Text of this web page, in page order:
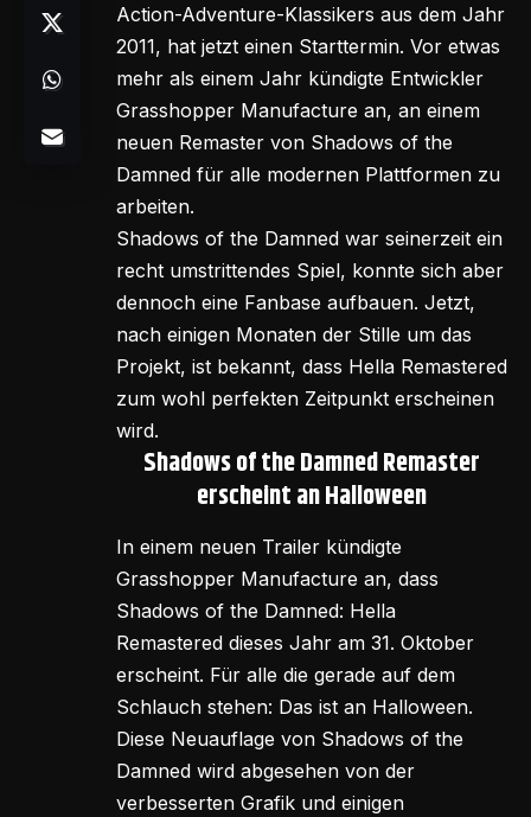
Action-Adventure-Klassikers aus dem Jahr
2011, hat jetzt einen Starttermin. Vor etwas
mehr als einem Jahr kündigte Entwickler
Grasshopper Manufacture an, an einem
neuen Remaster von Shadows of the
Damned für alle modernen Plattformen zu
arbeiten.
Shadows of the Damned war seinerzeit ein
recht umstrittendes Spiel, konnte sich aber
dennoch eine Fanbase aufbauen. Jetzt,
nach einigen Monaten der Stille um das
Projekt, ist bekannt, dass Hella Remastered
zum wohl perfekten Zeitpunkt erscheinen
wird.
Shadows of the Damned Remaster
erscheint an Halloween
In einem neuen Trailer kündigte
Grasshopper Manufacture an, dass
Shadows of the Damned: Hella
Remastered dieses Jahr am 31. Oktober
erscheint. Für alle die gerade auf dem
Schlauch stehen: Das ist an Halloween.
Diese Neuauflage von Shadows of the
Damned wird abgesehen von der
verbesserten Grafik und einigen